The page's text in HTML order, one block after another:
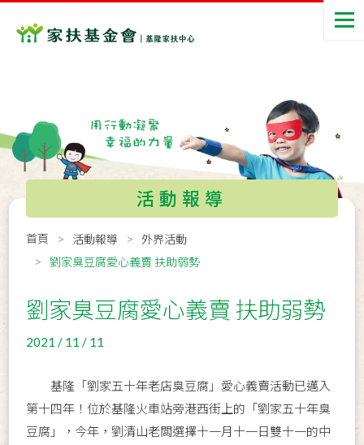
活動報導
首頁 活動報導
外界活動
劉家臭豆腐愛心義賣 扶助弱勢
劉家臭豆腐愛心義賣 扶助弱勢
2021 / 11 / 11
基隆「劉家五十年老店臭豆腐」愛心義賣活動已邁入
第十四年！位於基隆火車站旁港西街上的「劉家五十年臭
豆腐」，今年，劉清山老闆選擇十一月十一日雙十一的中